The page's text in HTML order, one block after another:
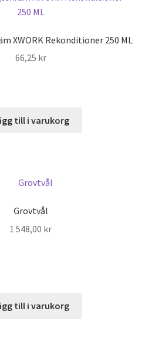
XWORK Rekonditioner 250 ML
66,25 kr
till i varukorg
Grovtvål
1 548,00 kr
till i varukorg